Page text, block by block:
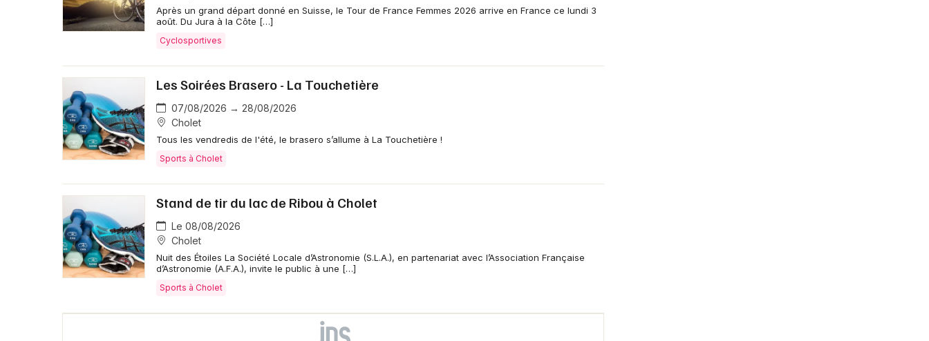
Après un grand départ donné en Suisse, le Tour de France Femmes 2026 arrive en France ce lundi 3
août. Du Jura à la Côte […]
Cyclosportives
Les Soirées Brasero - La Touchetière
07/08/2026 → 28/08/2026
Cholet
Tous les vendredis de l'été, le brasero s’allume à La Touchetière !
Sports à Cholet
Stand de tir du lac de Ribou à Cholet
Le 08/08/2026
Cholet
Nuit des Étoiles La Société Locale d’Astronomie (S.L.A.), en partenariat avec l’Association Française
d’Astronomie (A.F.A.), invite le public à une […]
Sports à Cholet